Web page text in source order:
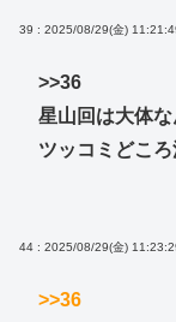
39 : 2025/08/29(金)
>>36
星山回は大体
ツッコミどこ
44 : 2025/08/29(金)
>>36